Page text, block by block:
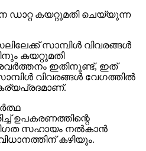
ഡാറ്റ കയറ്റുമതി ചെയ്യുന്ന
സാമ്പിൾ വിവരങ്ങൾ
കയറ്റുമതി
ഇതിനുണ്ട്, ഇത്
വിവരങ്ങൾ വേഗത്തിൽ
ഉപകരണത്തിന്റെ
സഹായം നൽകാൻ
കഴിയും.